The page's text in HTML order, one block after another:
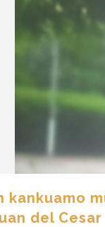
kankuamo
del Cesar